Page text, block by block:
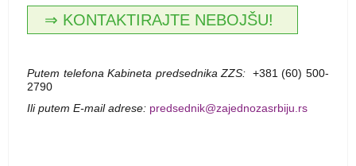
⇒ KONTAKTIRAJTE NEBOJŠU!
Putem telefona Kabineta predsednika ZZS: +381 (60) 500-
2790
Ili putem E-mail adrese: predsednik@zajednozasrbiju.rs